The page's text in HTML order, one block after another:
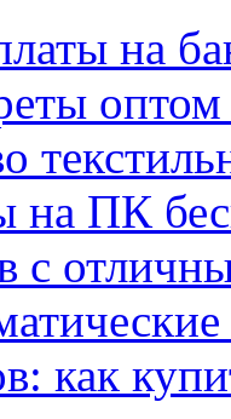
на
на ПК
с
как